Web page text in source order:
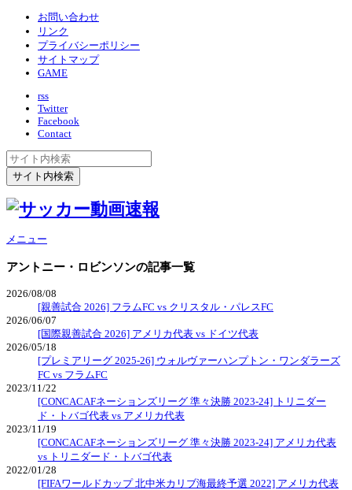
お問い合わせ
リンク
プライバシーポリシー
サイトマップ
GAME
rss
Twitter
Facebook
Contact
メニュー
アントニー・ロビンソンの記事一覧
2026/08/08
[親善試合 2026] フラムFC vs クリスタル・パレスFC
2026/06/07
[国際親善試合 2026] アメリカ代表 vs ドイツ代表
2026/05/18
[プレミアリーグ 2025-26] ウォルヴァーハンプトン・ワンダラーズ
FC vs フラムFC
2023/11/22
[CONCACAFネーションズリーグ 準々決勝 2023-24] トリニダー
ド・トバゴ代表 vs アメリカ代表
2023/11/19
[CONCACAFネーションズリーグ 準々決勝 2023-24] アメリカ代表
vs トリニダード・トバゴ代表
2022/01/28
[FIFAワールドカップ 北中米カリブ海最終予選 2022] アメリカ代表